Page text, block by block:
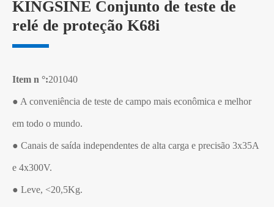
KINGSINE Conjunto de teste de
relé de proteção K68i
Item n °:201040
● A conveniência de teste de campo mais econômica e melhor
em todo o mundo.
● Canais de saída independentes de alta carga e precisão 3x35A
e 4x300V.
● Leve, <20,5Kg.